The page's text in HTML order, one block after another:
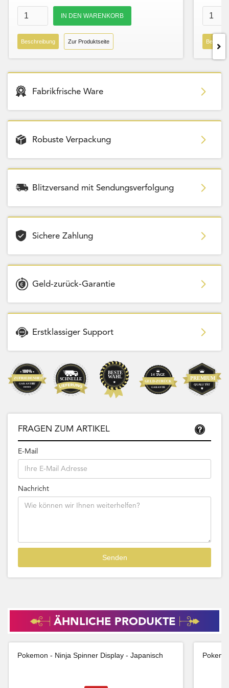
Beschreibung Zur Produktseite
Fabrikfrische Ware
Robuste Verpackung
Blitzversand mit Sendungsverfolgung
Sichere Zahlung
Geld-zurück-Garantie
Erstklassiger Support
FRAGEN ZUM ARTIKEL
E-Mail
Nachricht
ÄHNLICHE PRODUKTE
Pokemon - Ninja Spinner Display - Japanisch